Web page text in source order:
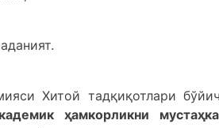
Хитой тадқиқотлари
ҳамкорликни